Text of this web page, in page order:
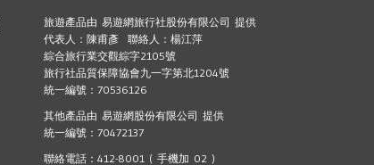
旅遊產品由 易遊網旅行社股份有限公司 提供
代表人：陳甫彥 聯絡人：楊江萍
綜合旅行業交觀綜字2105號
旅行社品質保障協會九一字第北1204號
統一編號：70536126
其他產品由 易遊網股份有限公司 提供
統一編號：70472137
聯絡電話：412-8001 ( 手機加 02 )